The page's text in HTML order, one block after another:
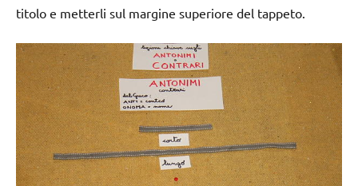
titolo e metterli sul margine superiore del tappeto.